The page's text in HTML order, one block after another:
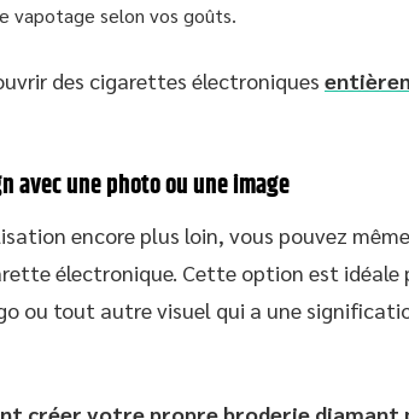
vapotage selon vos goûts.
des cigarettes électroniques
avec une photo ou une image
encore plus loin, vous pouvez
électronique. Cette option est idéale
ou tout autre visuel qui a une
créer votre propre broderie diamant